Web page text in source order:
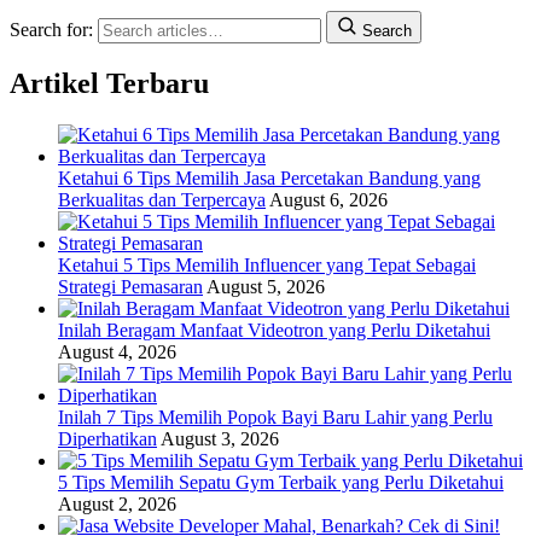
Search for: Search
Artikel Terbaru
Ketahui 6 Tips Memilih Jasa Percetakan Bandung yang
Berkualitas dan Terpercaya August 6, 2026
Ketahui 5 Tips Memilih Influencer yang Tepat Sebagai
Strategi Pemasaran August 5, 2026
Inilah Beragam Manfaat Videotron yang Perlu Diketahui
August 4, 2026
Inilah 7 Tips Memilih Popok Bayi Baru Lahir yang Perlu
Diperhatikan August 3, 2026
5 Tips Memilih Sepatu Gym Terbaik yang Perlu Diketahui
August 2, 2026